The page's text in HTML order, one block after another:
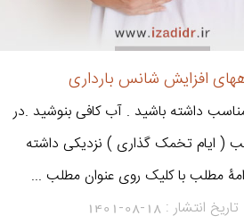
افزایش شانس بارداری
داشته باشید . آب کافی بنوشید .در
( ایام تخمک گذاری ) نزدیکی داشته
مطلب با کلیک روی عنوان مطلب ...
تاریخ انتشار : 1401-08-18